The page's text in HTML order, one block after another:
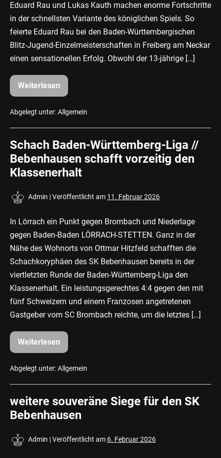
Eduard Rau und Lukas Kauth machen enorme Fortschritte
in der schnellsten Variante des königlichen Spiels. So
feierte Eduard Rau bei den Baden-Württembergischen
Blitz-Jugend-Einzelmeisterschaften in Freiberg am Neckar
einen sensationellen Erfolg. Obwohl der 13-jährige […]
Weiterlesen
Blitzschach
//
Hochburg
Abgelegt unter:Allgemein
Schach Baden-Württemberg-Liga //
Bebenhausen schafft vorzeitig den
Klassenerhalt
Admin |Veröffentlicht am 11. Februar 2026
In Lörrach ein Punkt gegen Brombach und Niederlage
gegen Baden-Baden LÖRRACH-STETTEN. Ganz in der
Nähe des Wohnorts von Ottmar Hitzfeld schafften die
Schachkoryphäen des SK Bebenhausen bereits in der
viertletzten Runde der Baden-Württemberg-Liga den
Klassenerhalt. Ein leistungsgerechtes 4:4 gegen den mit
fünf Schweizern und einem Franzosen angetretenen
Gastgeber vom SC Brombach reichte, um die letztes […]
Weiterlesen
Schach
Baden-
Liga
Bebenhausen
vorzeitig
den
Klassenerhalt
Abgelegt unter:Allgemein
weitere souveräne Siege für den SK
Bebenhausen
Admin |Veröffentlicht am 6. Februar 2026